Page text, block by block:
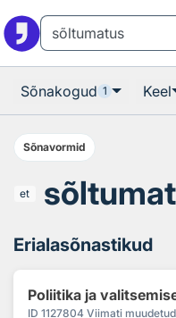
Sõnakogud 1 Keel
Sõnavormid
et
Erialasõnastikud
Poliitika ja
ID 1127804 Viimati muudetud